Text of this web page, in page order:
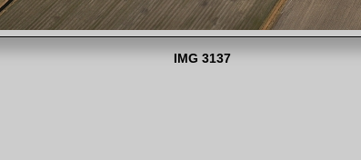
IMG 3137